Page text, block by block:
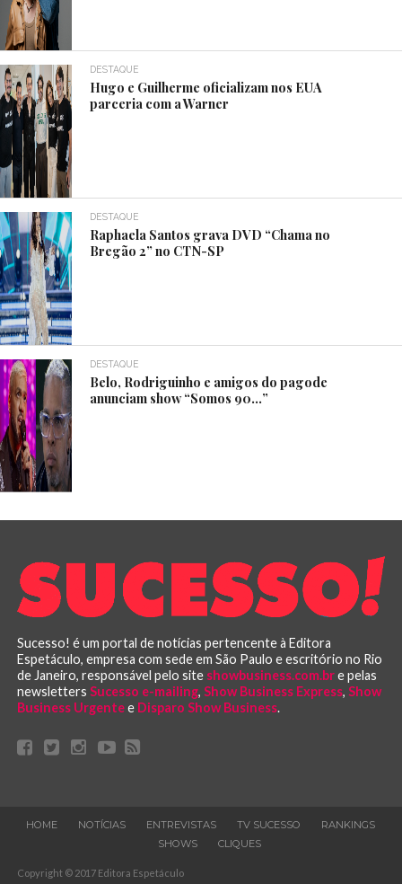
DESTAQUE
Hugo e Guilherme oficializam nos EUA
parceria com a Warner
DESTAQUE
Raphaela Santos grava DVD “Chama no
Bregão 2” no CTN-SP
DESTAQUE
Belo, Rodriguinho e amigos do pagode
anunciam show “Somos 90…”
Sucesso! é um portal de notícias pertencente à Editora
Espetáculo, empresa com sede em São Paulo e escritório no Rio
de Janeiro, responsável pelo site showbusiness.com.bre pelas
newsletters Sucesso e-mailing, Show Business Express, Show
Business Urgentee Disparo Show Business.
HOME NOTÍCIAS ENTREVISTAS TV SUCESSO
RANKINGS
SHOWS
CLIQUES
Copyright © 2017 Editora Espetáculo